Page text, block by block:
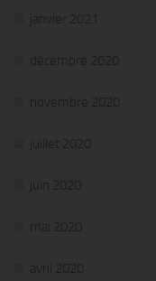
janvier 2021
décembre 2020
novembre 2020
juillet 2020
juin 2020
mai 2020
avril 2020